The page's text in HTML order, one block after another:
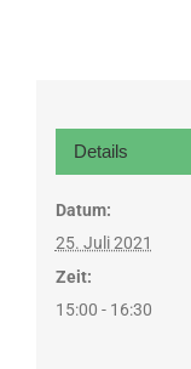
Details
Datum:
25. Juli 2021
Zeit:
15:00 - 16:30